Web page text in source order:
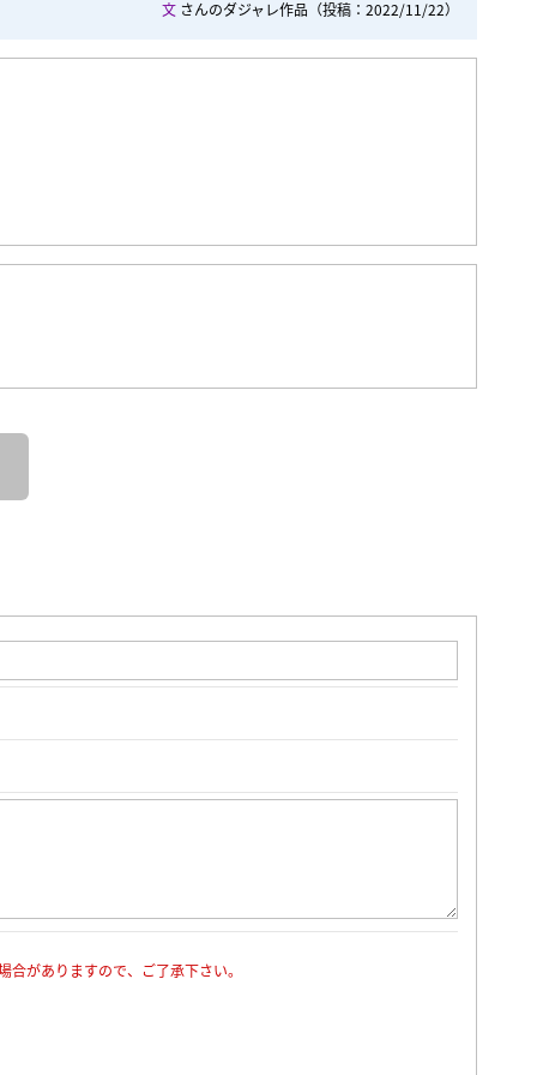
文 さんのダジャレ作品 （投稿：2022/11/22）
がありますので、ご了承下さい。